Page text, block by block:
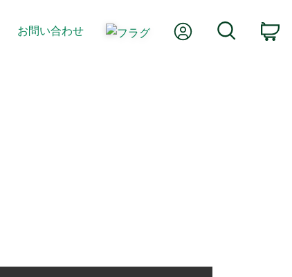
お問い合わせ Myアカウント